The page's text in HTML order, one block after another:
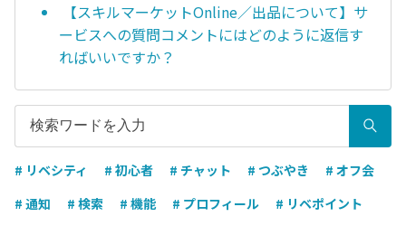
【スキルマーケットOnline／出品について】サ
ービスへの質問コメントにはどのように返信す
ればいいですか？
# リベシティ # 初心者 # チャット # つぶやき
# オフ会
# 通知
# 検索 # 機能 # プロフィール # リベポイント